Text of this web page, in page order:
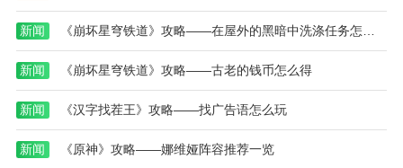
新闻
新闻 《崩坏星穹铁道》攻略——古老的钱币怎么得
新闻 《汉字找茬王》攻略——找广告语怎么玩
新闻 《原神》攻略——娜维娅阵容推荐一览